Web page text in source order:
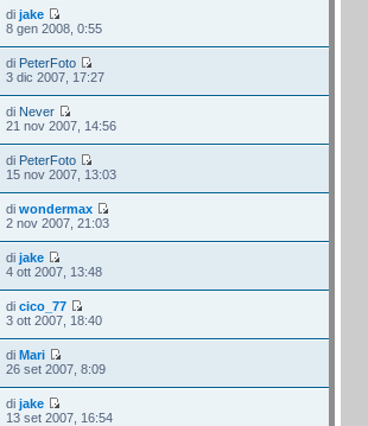
dijake
8 gen 2008, 0:55
di PeterFoto
3 dic 2007, 17:27
di Never
21 nov 2007, 14:56
di PeterFoto
15 nov 2007, 13:03
diwondermax
2 nov 2007, 21:03
dijake
4 ott 2007, 13:48
dicico_77
3 ott 2007, 18:40
diMari
26 set 2007, 8:09
dijake
13 set 2007, 16:54